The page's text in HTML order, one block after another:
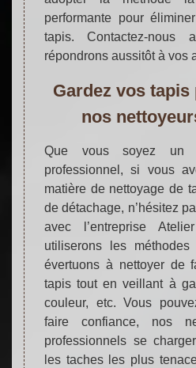
performante pour
tapis. Contactez-
répondrons aussitôt à vos
Gardez vos
nos
Que vous soyez un
professionnel, si vous
matière de nettoyage de
de détachage, n’hésitez
avec l’entreprise
utiliserons les
évertuons à nettoyer de
tapis tout en veillant à
couleur, etc. Vous
faire confiance, nos
professionnels se
les taches les plus